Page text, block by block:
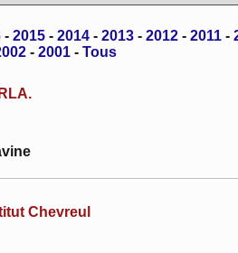
- 2015 - 2014 - 2013 - 2012 - 2011 -
- 2001- Tous
Chevreul